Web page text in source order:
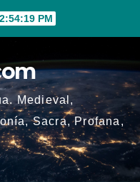
2:54:20 PM
Medieval,
Sacra, Profana,